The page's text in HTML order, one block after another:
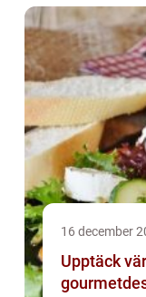
16 december
Upptäck